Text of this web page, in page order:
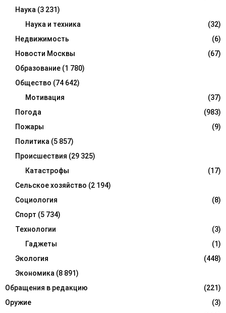
Наука (3 231)
Наука и техника
(32)
Недвижимость
(6)
Новости Москвы
(67)
Образование (1 780)
Общество (74 642)
Мотивация
(37)
Погода
(983)
Пожары
(9)
Политика (5 857)
Происшествия (29 325)
Катастрофы
(17)
Сельское хозяйство (2 194)
Социология
(8)
Спорт (5 734)
Технологии
(3)
Гаджеты
(1)
Экология
(448)
Экономика (8 891)
Обращения в редакцию
(221)
Оружие
(3)